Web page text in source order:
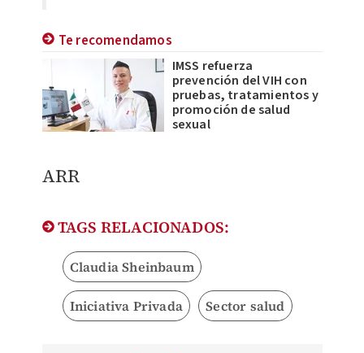
Te recomendamos
IMSS refuerza
prevención del VIH con
pruebas, tratamientos y
promoción de salud
sexual
ARR
TAGS RELACIONADOS:
Claudia Sheinbaum
Iniciativa Privada Sector salud